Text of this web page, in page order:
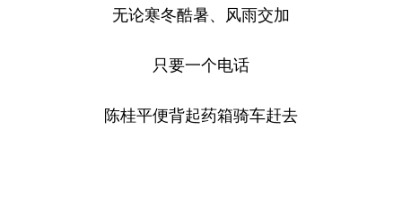
无论寒冬酷暑、风雨交加
只要一个电话
陈桂平便背起药箱骑车赶去